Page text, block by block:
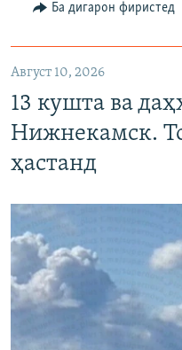
Ба дигарон фиристед
Август 10, 2026
13 кушта ва
Нижнекамск.
ҳастанд